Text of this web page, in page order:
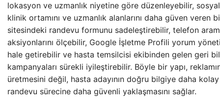
lokasyon ve uzmanlık niyetine göre düzenleyebilir,
klinik ortamını ve uzmanlık alanlarını daha güven veren
sitesindeki randevu formunu sadeleştirebilir, telefon
aksiyonlarını ölçebilir, Google İşletme Profili yorum
hale getirebilir ve hasta temsilcisi ekibinden gelen geri
kampanyaları sürekli iyileştirebilir. Böyle bir yapı,
üretmesini değil, hasta adayının doğru bilgiye daha kolay
randevu sürecine daha güvenli yaklaşmasını sağlar.